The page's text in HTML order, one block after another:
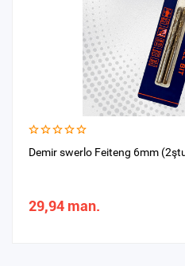
Demir swerlo Feiteng 6mm
29,94 man.